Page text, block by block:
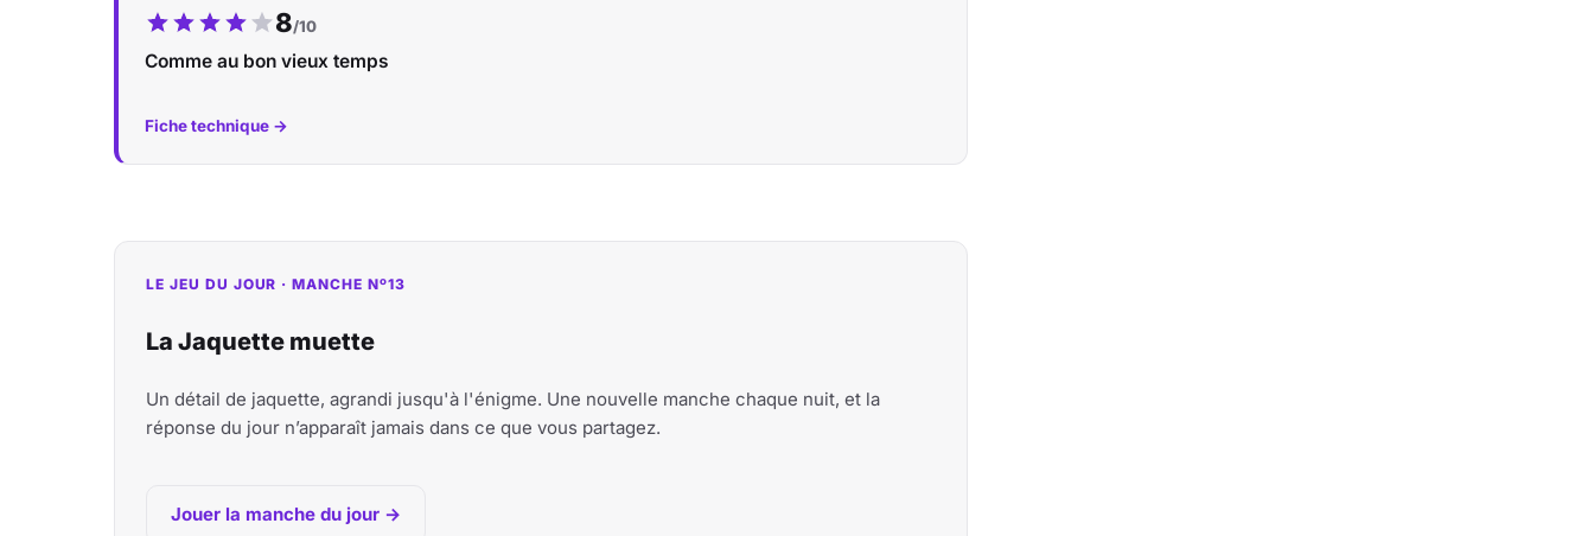
Notre note :
8/10
Comme au bon vieux temps
Fiche technique →
LE JEU DU JOUR · MANCHE Nº13
La Jaquette muette
Un détail de jaquette, agrandi jusqu'à l'énigme. Une nouvelle manche chaque nuit, et la
réponse du jour n’apparaît jamais dans ce que vous partagez.
Jouer la manche du jour →